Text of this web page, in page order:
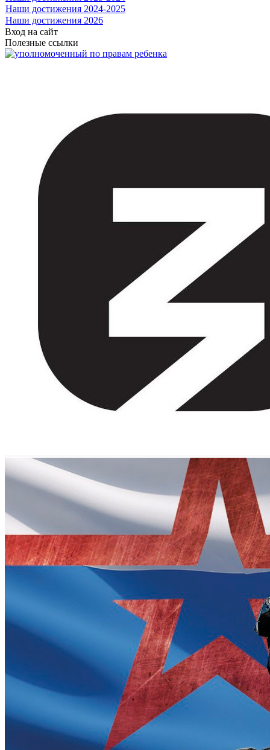
Наши достижения 2024-2025
Наши достижения 2026
Вход на сайт
Полезные ссылки